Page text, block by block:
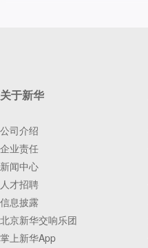
关于新华
公司介绍
企业责任
新闻中心
人才招聘
信息披露
北京新华交响乐团
掌上新华App